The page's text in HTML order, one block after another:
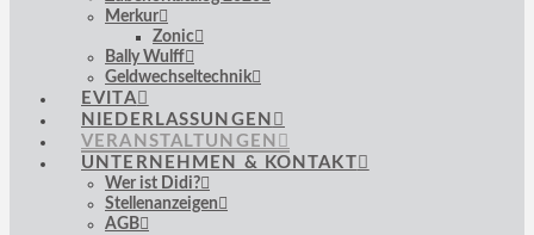
Merkur
Zonic
Bally Wulff
Geldwechseltechnik
EVITA
NIEDERLASSUNGEN
VERANSTALTUNGEN
UNTERNEHMEN & KONTAKT
Wer ist Didi?
Stellenanzeigen
AGB